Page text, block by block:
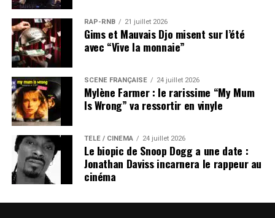
RAP-RNB 21 juillet 2026
Gims et Mauvais Djo misent sur l’été
avec “Vive la monnaie”
SCÈNE FRANÇAISE 24 juillet 2026
Mylène Farmer : le rarissime “My Mum
Is Wrong” va ressortir en vinyle
TÉLÉ / CINÉMA 24 juillet 2026
Le biopic de Snoop Dogg a une date :
Jonathan Daviss incarnera le rappeur au
cinéma